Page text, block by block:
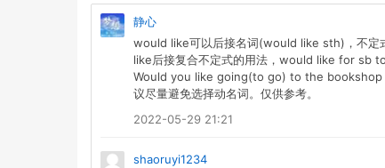
静心
would like可以后接名词(would like sth)，不
like后接复合不定式的用法，would like for sb
Would you like going(to go) to the bookshop
议尽量避免选择动名词。仅供参考。
2022-05-29 21:21
shaoruyi1234